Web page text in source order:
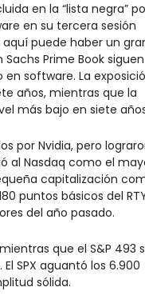
en la “lista negra”
en su tercera sesión
puede haber un
Prime Book siguen
software. La
años, mientras que la
más bajo en siete
por Nvidia, pero
al Nasdaq como el
capitalización
puntos básicos del
del año pasado.
que el S&P 493
SPX aguantó los 6.900
sólida.